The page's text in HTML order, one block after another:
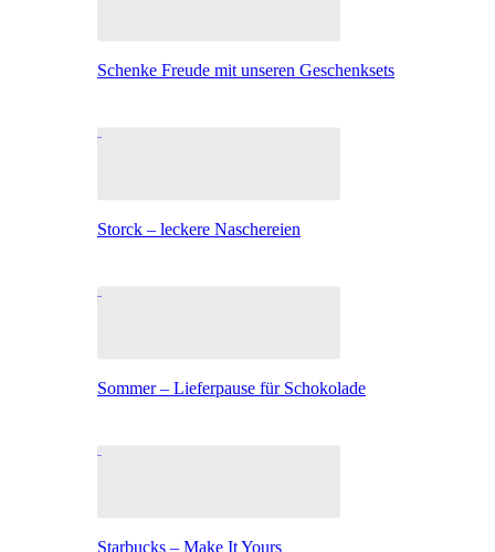
Schenke Freude mit unseren Geschenksets
Storck – leckere Naschereien
Sommer – Lieferpause für Schokolade
Starbucks – Make It Yours